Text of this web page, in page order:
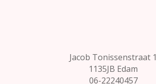
Jacob Tonissenstraat 1
1135JB Edam
06-22240457